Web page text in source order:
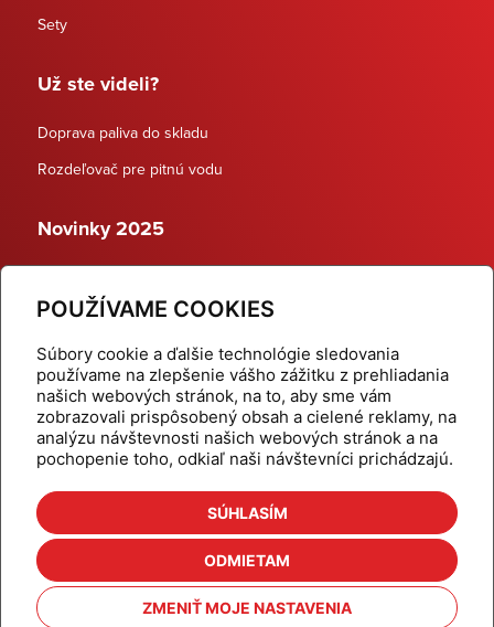
POUŽÍVAME COOKIES
Súbory cookie a ďalšie technológie sledovania
používame na zlepšenie vášho zážitku z prehliadania
našich webových stránok, na to, aby sme vám
zobrazovali prispôsobený obsah a cielené reklamy, na
analýzu návštevnosti našich webových stránok a na
pochopenie toho, odkiaľ naši návštevníci prichádzajú.
SÚHLASÍM
ODMIETAM
ZMENIŤ MOJE NASTAVENIA
Sety
Už ste videli?
Doprava paliva do skladu
Rozdeľovač pre pitnú vodu
Novinky 2025
Dynamické termostatické ventily
Domov
Produkty
Aktuality
Odber šikovné tipy
Kalkulačky
Cenníky
Na stiahnutie
Referencie
Kontakt